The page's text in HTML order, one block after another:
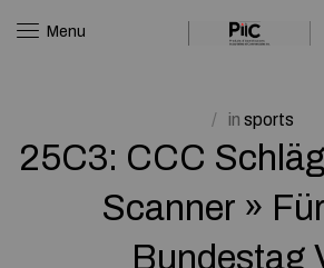
Menu
in sports
25C3: CCC
Scanner »
Bundestag